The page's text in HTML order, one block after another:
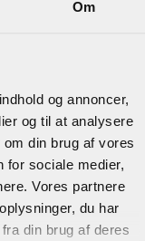
Om
og annoncer,
og til at analysere
din brug af vores
for sociale medier,
Vores partnere
du har
din brug af deres
Eg
239,95 DKK/M